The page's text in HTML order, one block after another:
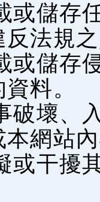
或儲存
反法規
或儲存
料。
破壞、
本網站
或干擾